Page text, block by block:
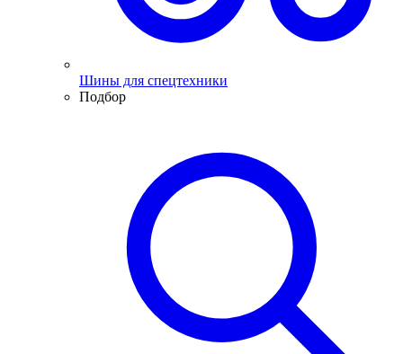
Шины для спецтехники
Подбор